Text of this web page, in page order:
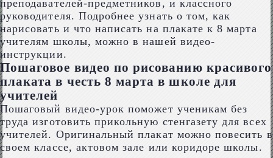
преподавателей-предметников, и классного
руководителя. Подробнее узнать о том, как
нарисовать и что написать на плакате к 8 марта
учителям школы, можно в нашей видео-
инструкции.
Пошаговое видео по рисованию красивого
плаката в честь 8 марта в школе для
учителей
Пошаговый видео-урок поможет ученикам без
труда изготовить прикольную стенгазету для всех
учителей. Оригинальный плакат можно повесить в
своем классе, актовом зале или коридоре школы.